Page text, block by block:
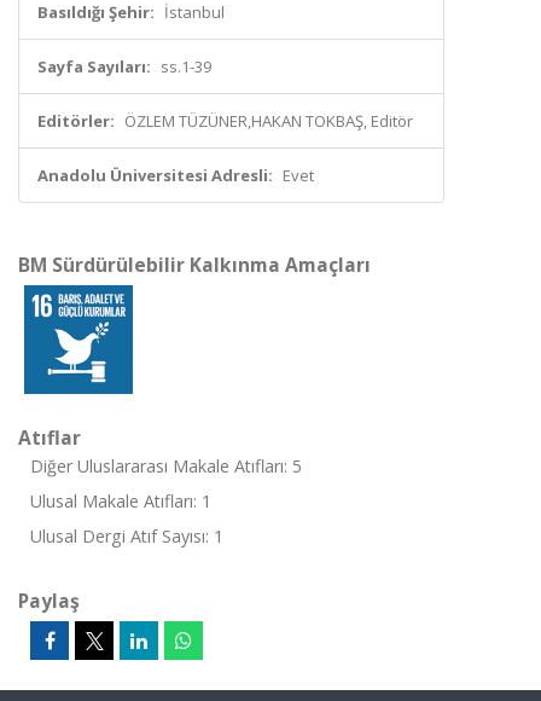
Basıldığı Şehir: İstanbul
Sayfa Sayıları: ss.1-39
Editörler: ÖZLEM TÜZÜNER,HAKAN TOKBAŞ, Editör
Anadolu Üniversitesi Adresli: Evet
BM Sürdürülebilir Kalkınma Amaçları
Atıflar
Diğer Uluslararası Makale Atıfları: 5
Ulusal Makale Atıfları: 1
Ulusal Dergi Atıf Sayısı: 1
Paylaş